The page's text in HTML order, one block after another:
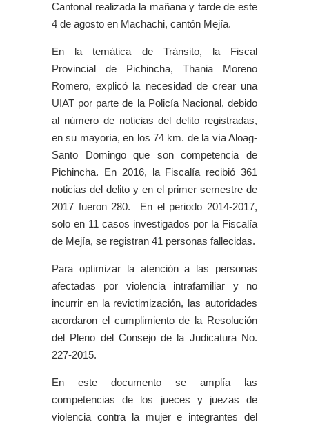
Cantonal realizada la mañana y tarde de este
4 de agosto en Machachi, cantón Mejía.
En la temática de Tránsito, la Fiscal
Provincial de Pichincha, Thania Moreno
Romero, explicó la necesidad de crear una
UIAT por parte de la Policía Nacional, debido
al número de noticias del delito registradas,
en su mayoría, en los 74 km. de la vía Aloag-
Santo Domingo que son competencia de
Pichincha. En 2016, la Fiscalía recibió 361
noticias del delito y en el primer semestre de
2017 fueron 280. En el periodo 2014-2017,
solo en 11 casos investigados por la Fiscalía
de Mejía, se registran 41 personas fallecidas.
Para optimizar la atención a las personas
afectadas por violencia intrafamiliar y no
incurrir en la revictimización, las autoridades
acordaron el cumplimiento de la Resolución
del Pleno del Consejo de la Judicatura No.
227-2015.
En este documento se amplía las
competencias de los jueces y juezas de
violencia contra la mujer e integrantes del